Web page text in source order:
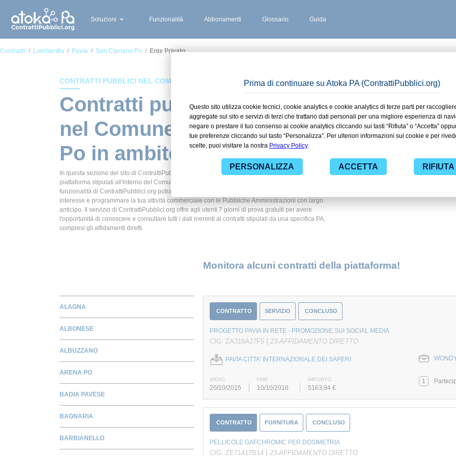
Soluzioni Funzionalità Abbonamenti Glossario Guida
Contratti Lombardia Pavia San Cipriano Po Ente Privato
CONTRATTI PUBBLICI NEL COMUNE DI SAN CIPRIANO PO
Contratti pubblici stipulati
nel Comune di San Cipriano
Po in ambito Ente privato
In questa sezione del sito di ContrattiPubblici.org potrai avere ad alcuni dei contratti presenti nella
piattaforma stipulati all'interno del Comune di San Cipriano Po in ambito Ente privato. Grazie alle
funzionalità di ContrattiPubblici.org potrai monitorare la scadenza dei contratti pubblici di tuo
interesse e programmare la tua attività commerciale con le Pubbliche Amministrazioni con largo
anticipo. Il servizio di ContrattiPubblici.org offre agli utenti 7 giorni di prova gratuiti per avere
l'opportunità di conoscere e consultare tutti i dati inerenti ai contratti stipulati da una specifica PA,
compresi gli affidamenti diretti.
Monitora alcuni contratti della piattaforma!
ALAGNA
ALBONESE
ALBUZZANO
ARENA PO
BADIA PAVESE
BAGNARIA
BARBIANELLO
CONTRATTO SERVIZIO CONCLUSO
PROGETTO PAVIA IN RETE - PROMOZIONE SUI SOCIAL MEDIA
CIG: ZA316A27F5 | 23-AFFIDAMENTO DIRETTO
PAVIA CITTA' INTERNAZIONALE DEI SAPERI
INIZIO FINE IMPORTO
20/10/2015 10/10/2016 5163,94 €
1
CONTRATTO FORNITURA CONCLUSO
PELLICOLE GAFCHROMIC PER DOSIMETRIA
CIG: ZE71417B14 | 23-AFFIDAMENTO DIRETTO